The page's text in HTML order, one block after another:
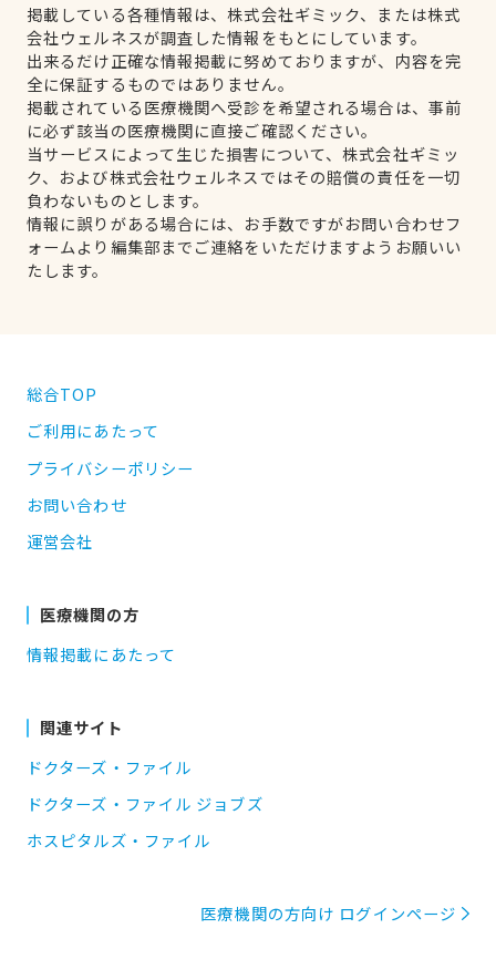
掲載している各種情報は、株式会社ギミック、または株式
会社ウェルネスが調査した情報をもとにしています。
出来るだけ正確な情報掲載に努めておりますが、内容を完
全に保証するものではありません。
掲載されている医療機関へ受診を希望される場合は、事前
に必ず該当の医療機関に直接ご確認ください。
当サービスによって生じた損害について、株式会社ギミッ
ク、および株式会社ウェルネスではその賠償の責任を一切
負わないものとします。
情報に誤りがある場合には、お手数ですがお問い合わせフ
ォームより編集部までご連絡をいただけますようお願いい
たします。
総合TOP
ご利用にあたって
プライバシーポリシー
お問い合わせ
運営会社
医療機関の方
情報掲載にあたって
関連サイト
ドクターズ・ファイル
ドクターズ・ファイル ジョブズ
ホスピタルズ・ファイル
医療機関の方向け ログインページ